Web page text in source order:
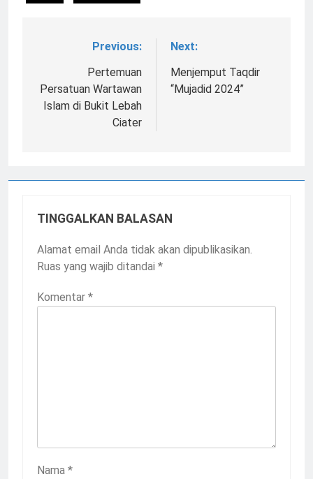
NavigasiPrevious:
Pertemuan
Persatuan Wartawan
Islam di Bukit Lebah
Ciater
Next:
Menjemput Taqdir
“Mujadid 2024”
TINGGALKAN BALASAN
Alamat email Anda tidak akan dipublikasikan.
Ruas yang wajib ditandai *
Komentar *
Nama *